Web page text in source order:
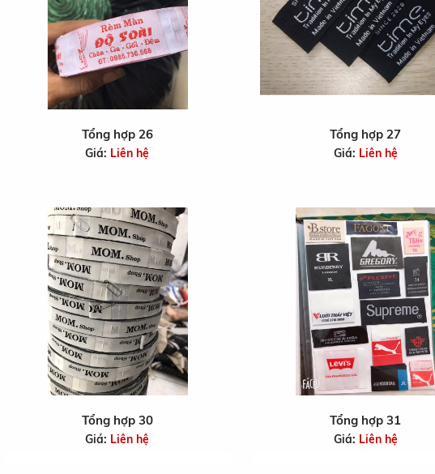
Tổng hợp 26
Giá: Liên hệ
Tổng hợp 27
Giá: Liên hệ
Tổng hợp 30
Giá: Liên hệ
Tổng hợp 31
Giá: Liên hệ